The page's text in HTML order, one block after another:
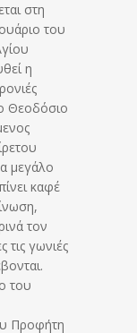
στη
του
η
Θεοδόσιο
μεγάλο
καφέ
τον
τις γωνιές
του
Προφήτη